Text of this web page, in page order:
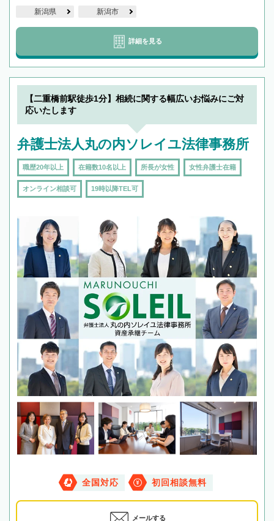
新潟県 新潟市
詳細を見る
【二重橋前駅徒歩1分】相続に関する幅広いお悩みにご対
応いたします
弁護士法人丸の内ソレイユ法律事務所
職歴20年以上 在籍数10名以上 所長が女性 女性弁護士在籍
オンライン相談可 19時以降TEL可
全国対応 初回相談無料
メールする